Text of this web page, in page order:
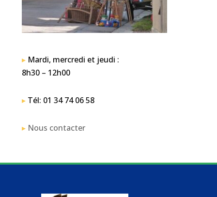
▸Mardi, mercredi et jeudi :
8h30 – 12h00
▸Tél: 01 34 74 06 58
▸ Nous contacter